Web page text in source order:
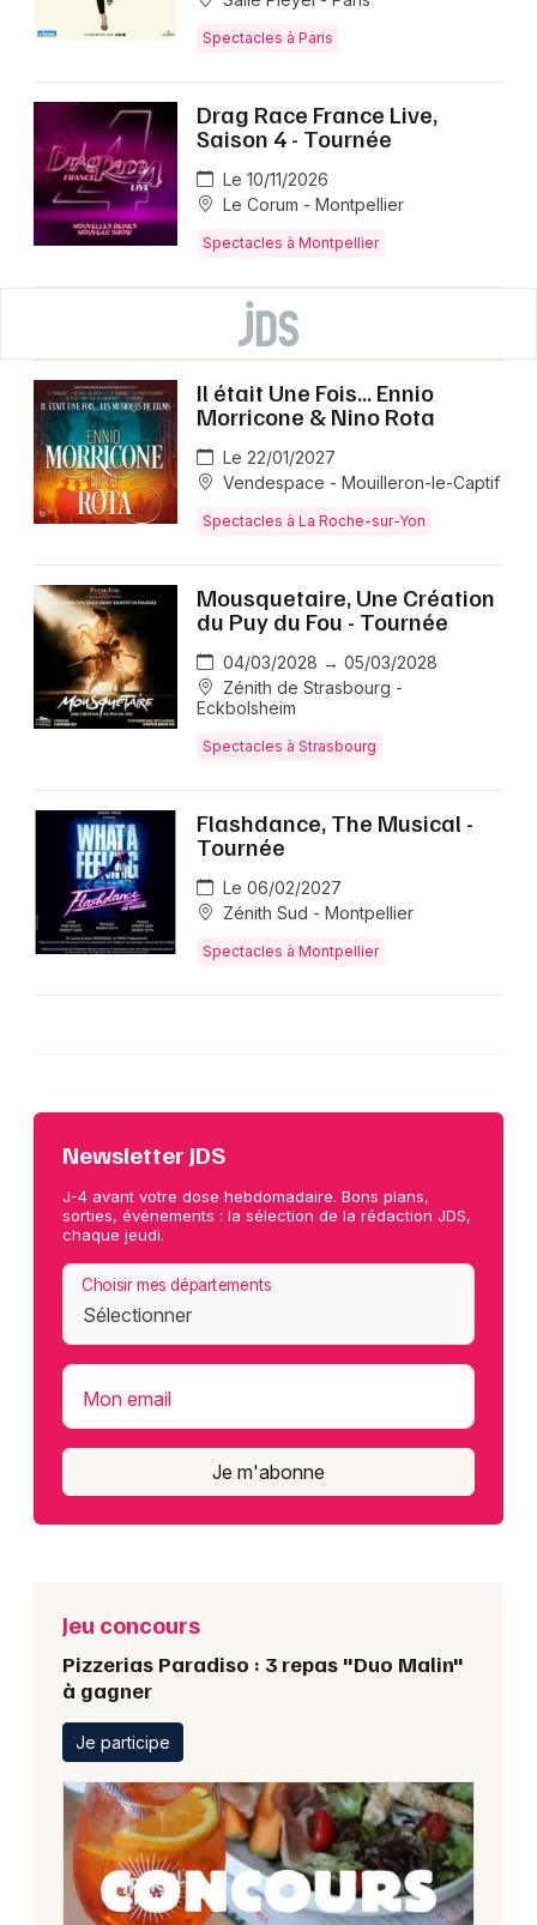
Spectacles à Paris
Drag Race France Live,
Saison 4 - Tournée
Le 10/11/2026
Le Corum - Montpellier
Spectacles à Montpellier
Il était Une Fois... Ennio
Morricone & Nino Rota
Le 22/01/2027
Vendespace - Mouilleron-le-Captif
Spectacles à La Roche-sur-Yon
Mousquetaire, Une Création
du Puy du Fou - Tournée
04/03/2028 → 05/03/2028
Zénith de Strasbourg -
Eckbolsheim
Spectacles à Strasbourg
Flashdance, The Musical -
Tournée
Le 06/02/2027
Zénith Sud - Montpellier
Spectacles à Montpellier
Newsletter JDS
J-4 avant votre dose hebdomadaire. Bons plans,
sorties, événements : la sélection de la rédaction JDS,
chaque jeudi.
Choisir mes départements
Mon email
Je m'abonne
Jeu concours
Pizzerias Paradiso : 3 repas "Duo Malin"
à gagner
Je participe